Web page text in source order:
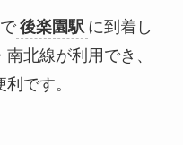
後楽園駅 に到着し
北線が利用でき、
です。